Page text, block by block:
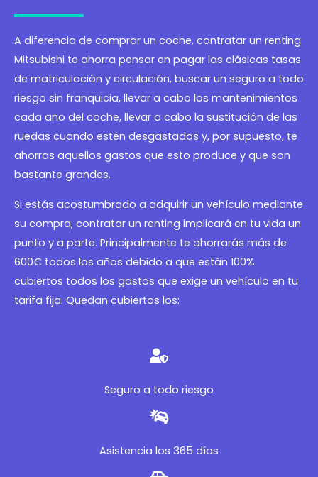
A diferencia de comprar un coche, contratar un renting
Mitsubishi te ahorra pensar en pagar las clásicas tasas
de matriculación y circulación, buscar un seguro a todo
riesgo sin franquicia, llevar a cabo los mantenimientos
cada año del coche, llevar a cabo la sustitución de las
ruedas cuando estén desgastados y, por supuesto, te
ahorras aquellos gastos que esto produce y que son
bastante grandes.
Si estás acostumbrado a adquirir un vehículo mediante
su compra, contratar un renting implicará en tu vida un
punto y a parte. Principalmente te ahorrarás más de
600€ todos los años debido a que están 100%
cubiertos todos los gastos que exige un vehículo en tu
tarifa fija. Quedan cubiertos los:
Seguro a todo riesgo
Asistencia los 365 días